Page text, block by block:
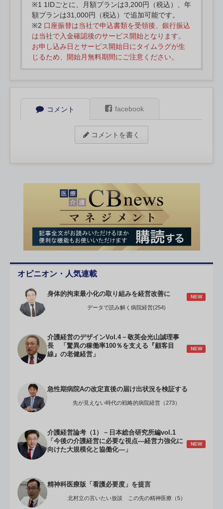
※1 1IDごとに、月額プランは3,200円（税込）、年
額プランは31,000円（税込）で追加可能です。
※2 口座振替は当社で申込書類を受領後、銀行振込
は当社で入金確認後のサービス開始となります。
お申し込み日とサービス開始日にタイムラグが生
じるため、開始月無料期間にご注意ください。
コメント facebook
コメントを書く
オピニオン・人気連載
身体的拘束最小化の取り組みを経営改善に NEW
データで読み解く病院経営(254)
介護経営のデザインVol.4－敬英会光山誠理事
長 「驚異の稼働率100％を支える『顧客目
線』の老健経営」
NEW
急性期病院Aの改定直後の届け出状況を検証する
先が見えない時代の戦略的病院経営（273）
介護経営論考（1）－日本総合研究所編vol.1
「今後の介護経営に必要な視点―経営力強化に
向けた大規模化と協働化―」
NEW
精神科医療版「看護必要度」を提言
北村立の言いたい放談 この先の精神医療（5）